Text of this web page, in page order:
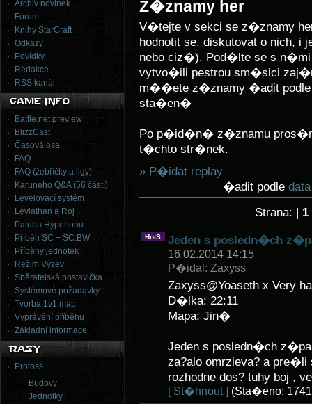
Archiv novinek
Fórum
Knihy StarCraft
Odkazy
Povídky
Redakce
RSS kanál
Battle.net preview
BlizzCast
Časová osa
FAQ
FAQ (žebříčky a ligy)
Karuneho Q&A (56 částí)
Levelovací systém
Leviathan a Roj
Paluba Hyperionu
Příběh SC + SC:BW
Příběhy jednotek
Režim Výzev
Sběratelská postavička
Systémové požadavky
Tvorba 1v1 map
Vyprávění příběhu
Základní informace
Protoss
Budovy
Jednotky
Z�znamy her
V�tejte v sekci se z�znamy
hodnotit se, diskutovat o
nebo ciz�). Pod�lte se s
vytvo�ili pestrou sm�sici
m��ete z�znamy �adit
sta�en�
Po p�id�n� z�znamu
t�chto str�nek.
» P�idat replay
�adit podle
Strana: | 1
HotS Jeden s posledn�ch
16.02.2014 14:15
P�idal: Zaxyss
Zaxyss@Yoaseth x Very
D�lka: 22:11
Mapa: Jin�
Jeden s posledn�ch
za?alo omrzieva? a pre�li
rozhodne dos? tuhy boj ,
[ St�hnout ] (Sta�eno: